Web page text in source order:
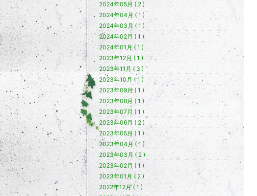
2024年05月 ( 2 )
2024年04月 ( 1 )
2024年03月 ( 1 )
2024年02月 ( 1 )
2024年01月 ( 1 )
2023年12月 ( 1 )
2023年11月 ( 3 )
2023年10月 ( 1 )
2023年09月 ( 1 )
2023年08月 ( 1 )
2023年07月 ( 1 )
2023年06月 ( 2 )
2023年05月 ( 1 )
2023年04月 ( 1 )
2023年03月 ( 2 )
2023年02月 ( 1 )
2023年01月 ( 2 )
2022年12月 ( 1 )